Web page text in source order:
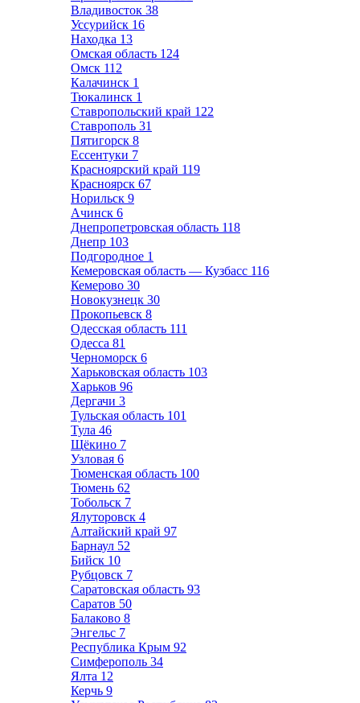
Владивосток 38
Уссурийск 16
Находка 13
Омская область 124
Омск 112
Калачинск 1
Тюкалинск 1
Ставропольский край 122
Ставрополь 31
Пятигорск 8
Ессентуки 7
Красноярский край 119
Красноярск 67
Норильск 9
Ачинск 6
Днепропетровская область 118
Днепр 103
Подгородное 1
Кемеровская область — Кузбасс 116
Кемерово 30
Новокузнецк 30
Прокопьевск 8
Одесская область 111
Одесса 81
Черноморск 6
Харьковская область 103
Харьков 96
Дергачи 3
Тульская область 101
Тула 46
Щёкино 7
Узловая 6
Тюменская область 100
Тюмень 62
Тобольск 7
Ялуторовск 4
Алтайский край 97
Барнаул 52
Бийск 10
Рубцовск 7
Саратовская область 93
Саратов 50
Балаково 8
Энгельс 7
Республика Крым 92
Симферополь 34
Ялта 12
Керчь 9